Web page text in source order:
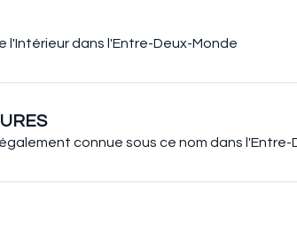
l'Intérieur dans l'Entre-Deux-Monde
connue sous ce nom dans l'Entre-